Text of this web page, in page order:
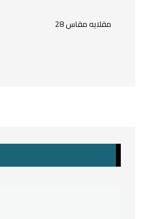
مقلايه مقاس 28